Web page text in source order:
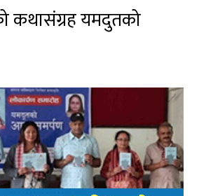
कथासंग्रह यमदुतको